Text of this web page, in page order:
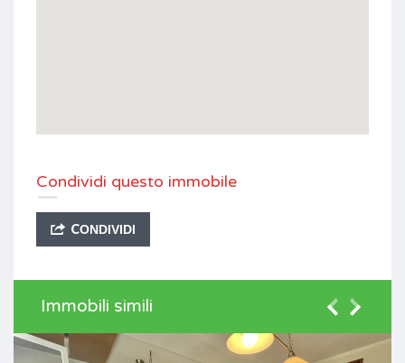
Condividi questo immobile
CONDIVIDI
Immobili simili